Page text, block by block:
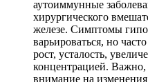
аутоиммунные
хирургического
железе. Симптомы
варьироваться, но
рост, усталость,
концентрацией.
внимание на